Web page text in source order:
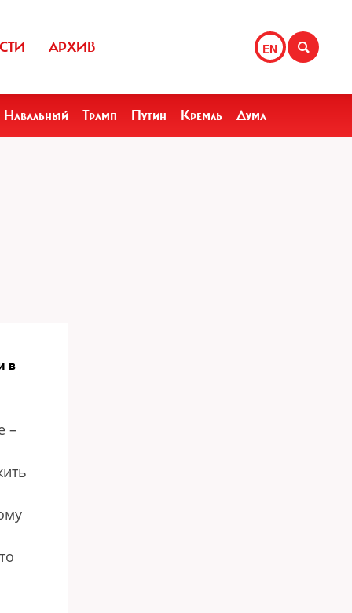
EN
АРХИВ
Навальный Трамп Путин Кремль Дума
в
–